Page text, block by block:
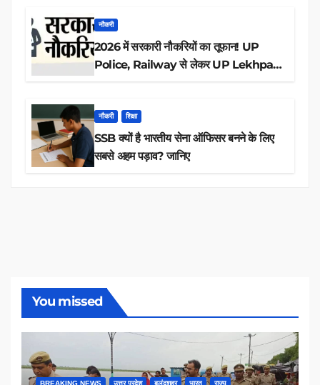
नौकरी
2026 में सरकारी नौकरियों का तूफान! UP
Police, Railway से लेकर UP Lekhpal
नौकरी शिक्षा
SSB क्यों है भारतीय सेना ऑफिसर बनने के लिए
सबसे अहम पड़ाव? जानिए
You missed
BREAKING NEWS उत्तर प्रदेश बुलंदशहर भारत राज्य